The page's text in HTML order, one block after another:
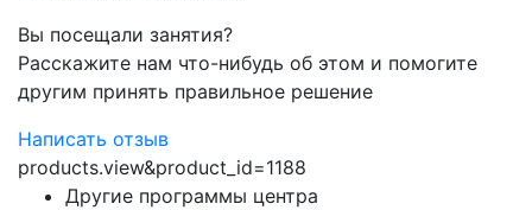
Вы посещали занятия?
Расскажите нам что-нибудь об этом и помогите
другим принять правильное решение
Написать отзыв
products.view&product_id=1188
Другие программы центра